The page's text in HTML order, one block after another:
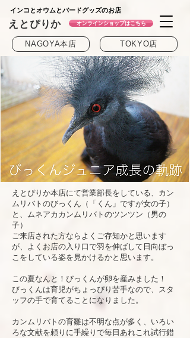
インコとオウムとバードグッズのお店
えとぴりか オンラインショップはこちら
NAGOYA本店 TOKYO店
えとぴりか本店にて営業部長をしている、カン
ムリバトのびっくん（「くん」ですが女の子）
と、ムネアカカンムリバトのツンツン（男の
子）
ご来店された方ならよくご存知かと思います
が、よく お店の入り口で羽を伸ばして日向ぼっ
こをしている姿を見かけるかと思います。
この夏なんと！びっくんが卵を産みました！
びっくんは育児がちょっぴり苦手なので、スタ
ッフの手で育てることになりました。
カンムリバトの育雛は不明な点が多く、いろい
ろな文献を頼りに手繰りで毎日あれこれ試行錯